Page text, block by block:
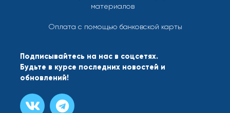
материалов
Оплата с помощью банковской карты
Подписывайтесь на нас в соцсетях.
Будьте в курсе последних новостей и
обновлений!